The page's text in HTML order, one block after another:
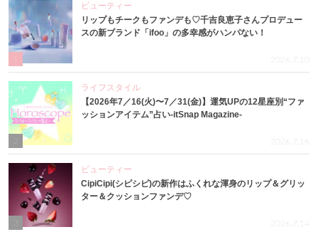
ビューティー
リップもチークもファンデも♡千吉良恵子さんプロデュー
スの新ブランド「ifoo」の多幸感がハンパない！
2026.7.10
ライフスタイル
【2026年7／16(火)〜7／31(金)】運気UPの12星座別“ファ
ッションアイテム”占い-itSnap Magazine-
2026.7.16
3
ビューティー
CipiCipi(シピシピ)の新作はふくれな渾身のリップ＆グリッ
ター＆クッションファンデ♡
2026.7.14